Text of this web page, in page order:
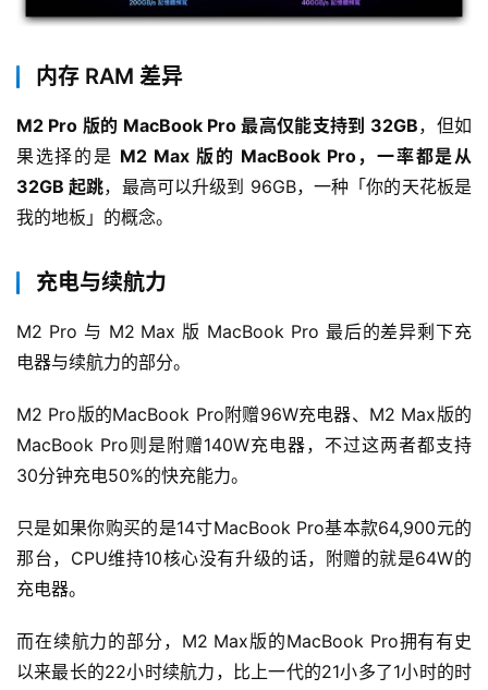
内存 RAM 差异
M2 Pro 版的 MacBook Pro 最高仅能支持到 32GB，但如
果选择的是 M2 Max 版的 MacBook Pro，一率都是从
32GB 起跳，最高可以升级到 96GB，一种「你的天花板是
我的地板」的概念。
充电与续航力
M2 Pro 与 M2 Max 版 MacBook Pro 最后的差异剩下充
电器与续航力的部分。
M2 Pro版的MacBook Pro附赠96W充电器、M2 Max版的
MacBook Pro则是附赠140W充电器，不过这两者都支持
30分钟充电50%的快充能力。
只是如果你购买的是14寸MacBook Pro基本款64,900元的
那台，CPU维持10核心没有升级的话，附赠的就是64W的
充电器。
而在续航力的部分，M2 Max版的MacBook Pro拥有有史
以来最长的22小时续航力，比上一代的21小多了1小时的时